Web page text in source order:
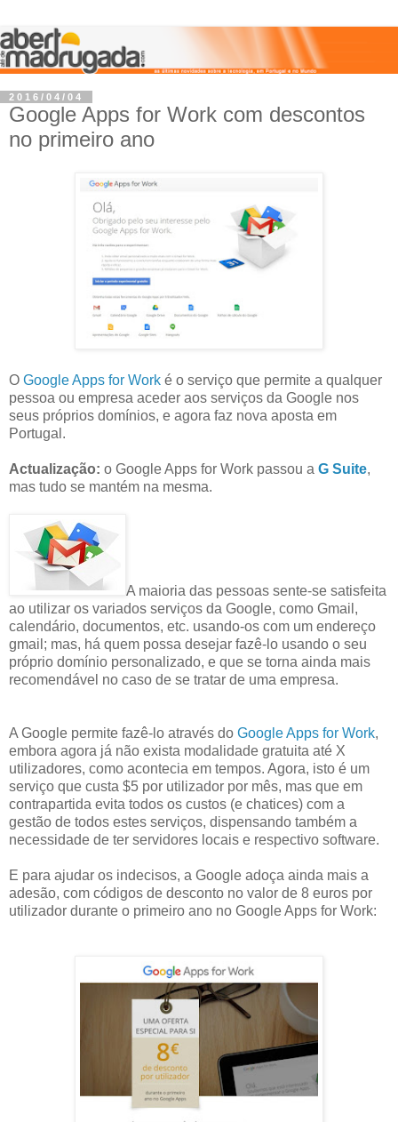
2016/04/04
Google Apps for Work com descontos
no primeiro ano
O Google Apps for Work é o serviço que permite a qualquer
pessoa ou empresa aceder aos serviços da Google nos
seus próprios domínios, e agora faz nova aposta em
Portugal.
Actualização: o Google Apps for Work passou a G Suite,
mas tudo se mantém na mesma.
A maioria das pessoas sente-se satisfeita
ao utilizar os variados serviços da Google, como Gmail,
calendário, documentos, etc. usando-os com um endereço
gmail; mas, há quem possa desejar fazê-lo usando o seu
próprio domínio personalizado, e que se torna ainda mais
recomendável no caso de se tratar de uma empresa.
A Google permite fazê-lo através do Google Apps for Work,
embora agora já não exista modalidade gratuita até X
utilizadores, como acontecia em tempos. Agora, isto é um
serviço que custa $5 por utilizador por mês, mas que em
contrapartida evita todos os custos (e chatices) com a
gestão de todos estes serviços, dispensando também a
necessidade de ter servidores locais e respectivo software.
E para ajudar os indecisos, a Google adoça ainda mais a
adesão, com códigos de desconto no valor de 8 euros por
utilizador durante o primeiro ano no Google Apps for Work: